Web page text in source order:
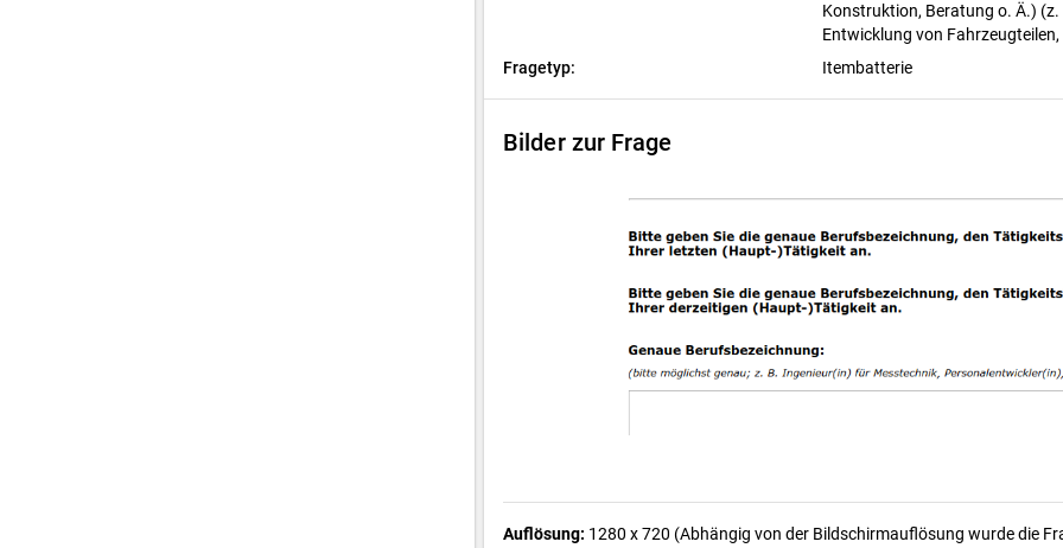
Konstruktion, Beratung o. Ä.)
Entwicklung von
Fragetyp:
Itembatterie
Bilder zur Frage
Auflösung: 1280 x 720 (Abhängig von der Bildschirmauflösung wurde die